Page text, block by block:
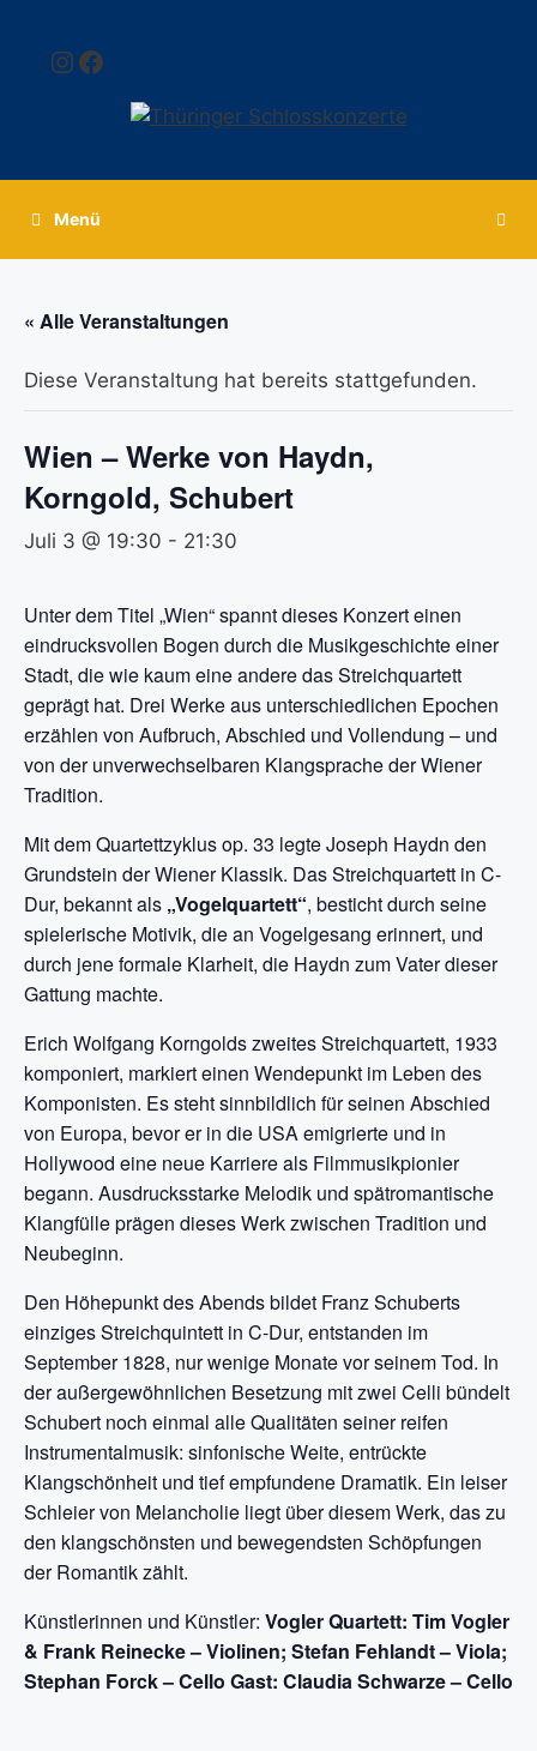
springenInstagram
Facebook
Menü
« Alle Veranstaltungen
Diese Veranstaltung hat bereits stattgefunden.
Wien – Werke von Haydn,
Korngold, Schubert
Juli 3 @ 19:30 - 21:30
Unter dem Titel „Wien“ spannt dieses Konzert einen
eindrucksvollen Bogen durch die Musikgeschichte einer
Stadt, die wie kaum eine andere das Streichquartett
geprägt hat. Drei Werke aus unterschiedlichen Epochen
erzählen von Aufbruch, Abschied und Vollendung – und
von der unverwechselbaren Klangsprache der Wiener
Tradition.
Mit dem Quartettzyklus op. 33 legte Joseph Haydn den
Grundstein der Wiener Klassik. Das Streichquartett in C-
Dur, bekannt als „Vogelquartett“, besticht durch seine
spielerische Motivik, die an Vogelgesang erinnert, und
durch jene formale Klarheit, die Haydn zum Vater dieser
Gattung machte.
Erich Wolfgang Korngolds zweites Streichquartett, 1933
komponiert, markiert einen Wendepunkt im Leben des
Komponisten. Es steht sinnbildlich für seinen Abschied
von Europa, bevor er in die USA emigrierte und in
Hollywood eine neue Karriere als Filmmusikpionier
begann. Ausdrucksstarke Melodik und spätromantische
Klangfülle prägen dieses Werk zwischen Tradition und
Neubeginn.
Den Höhepunkt des Abends bildet Franz Schuberts
einziges Streichquintett in C-Dur, entstanden im
September 1828, nur wenige Monate vor seinem Tod. In
der außergewöhnlichen Besetzung mit zwei Celli bündelt
Schubert noch einmal alle Qualitäten seiner reifen
Instrumentalmusik: sinfonische Weite, entrückte
Klangschönheit und tief empfundene Dramatik. Ein leiser
Schleier von Melancholie liegt über diesem Werk, das zu
den klangschönsten und bewegendsten Schöpfungen
der Romantik zählt.
Künstlerinnen und Künstler: Vogler Quartett: Tim Vogler
& Frank Reinecke – Violinen; Stefan Fehlandt – Viola;
Stephan Forck – Cello Gast: Claudia Schwarze – Cello